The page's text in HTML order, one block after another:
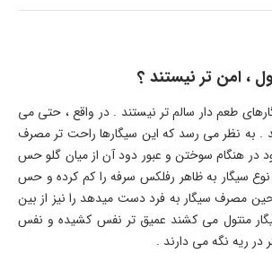
، امن تر نیستند ؟
طعم دار سالم تر نیستند . در واقع ، حتی می
. به نظر می رسد که این سیگارها راحت تر مصرف
در هنگام سوختن و عبور دود آن از میان گلو حس
سیگار به ظاهر رفلکس سرفه را کم کرده و حس
مصرف سیگار به فرد دست میدهد را نیز از بین
منتول می کشند عمیق تر نفس کشیده و نفس
در ریه نگه می دارند .